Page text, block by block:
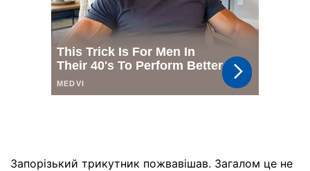
Запорізький трикутник пожвавішав. Загалом це не